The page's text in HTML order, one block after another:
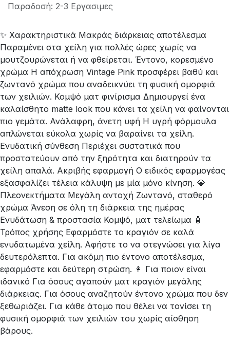
Παραδοσή: 2-3 Εργασιμες
✨ Χαρακτηριστικά Μακράς διάρκειας αποτέλεσμα
Παραμένει στα χείλη για πολλές ώρες χωρίς να
μουτζουρώνεται ή να φθείρεται. Έντονο, κορεσμένο
χρώμα Η απόχρωση Vintage Pink προσφέρει βαθύ και
ζωντανό χρώμα που αναδεικνύει τη φυσική ομορφιά
των χειλιών. Κομψό ματ φινίρισμα Δημιουργεί ένα
καλαίσθητο matte look που κάνει τα χείλη να φαίνονται
πιο γεμάτα. Ανάλαφρη, άνετη υφή Η υγρή φόρμουλα
απλώνεται εύκολα χωρίς να βαραίνει τα χείλη.
Ενυδατική σύνθεση Περιέχει συστατικά που
προστατεύουν από την ξηρότητα και διατηρούν τα
χείλη απαλά. Ακριβής εφαρμογή Ο ειδικός εφαρμογέας
εξασφαλίζει τέλεια κάλυψη με μία μόνο κίνηση. 💎
Πλεονεκτήματα Μεγάλη αντοχή Ζωντανό, σταθερό
χρώμα Άνεση σε όλη τη διάρκεια της ημέρας
Ενυδάτωση & προστασία Κομψό, ματ τελείωμα 🧴
Τρόπος χρήσης Εφαρμόστε το κραγιόν σε καλά
ενυδατωμένα χείλη. Αφήστε το να στεγνώσει για λίγα
δευτερόλεπτα. Για ακόμη πιο έντονο αποτέλεσμα,
εφαρμόστε και δεύτερη στρώση. 👩 Για ποιον είναι
ιδανικό Για όσους αγαπούν ματ κραγιόν μεγάλης
διάρκειας. Για όσους αναζητούν έντονο χρώμα που δεν
ξεθωριάζει. Για κάθε άτομο που θέλει να τονίσει τη
φυσική ομορφιά των χειλιών του χωρίς αίσθηση
βάρους.